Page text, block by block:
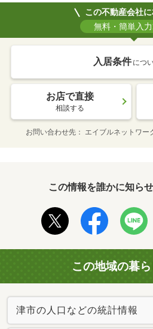
この不動産会社
無料・簡単入
入居条件 につ
お店で直接
相談する
お問い合わせ先 エイブルネットワー
この情報を誰かに知ら
この地域の暮
津市の人口などの統計情報